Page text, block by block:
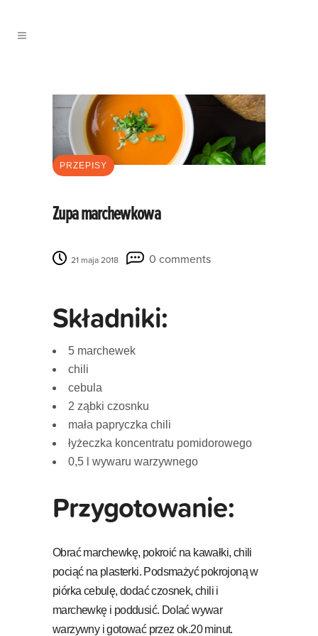
PRZEPISY
Zupa marchewkowa
21 maja 2018 0 comments
Składniki:
5 marchewek
chili
cebula
2 ząbki czosnku
mała papryczka chili
łyżeczka koncentratu pomidorowego
0,5 l wywaru warzywnego
Przygotowanie:
Obrać marchewkę, pokroić na kawałki, chili
pociąć na plasterki. Podsmażyć pokrojoną w
piórka cebulę, dodać czosnek, chili i
marchewkę i poddusić. Dolać wywar
warzywny i gotować przez ok.20 minut.